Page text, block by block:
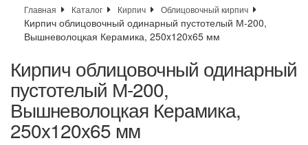
Главная Каталог Кирпич Облицовочный кирпич
Кирпич облицовочный одинарный пустотелый М-200,
Вышневолоцкая Керамика, 250x120x65 мм
Кирпич облицовочный одинарный
пустотелый М-200,
Вышневолоцкая Керамика,
250x120x65 мм